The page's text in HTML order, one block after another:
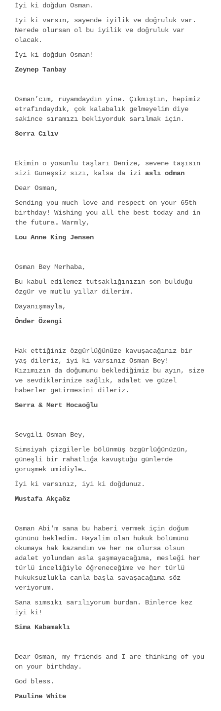
İyi ki doğdun Osman.
İyi ki varsın, sayende iyilik ve doğruluk var.
Nerede olursan ol bu iyilik ve doğruluk var
olacak.
İyi ki doğdun Osman!
Zeynep Tanbay
Osman’cım, rüyamdaydın yine. Çıkmıştın, hepimiz
etrafındaydık, çok kalabalık gelmeyelim diye
sakince sıramızı bekliyorduk sarılmak için.
Serra Ciliv
Ekimin o yosunlu taşları Denize, sevene taşısın
sizi Güneşsiz sızı, kalsa da izi aslı odman
Dear Osman,
Sending you much love and respect on your 65th
birthday! Wishing you all the best today and in
the future… Warmly,
Lou Anne King Jensen
Osman Bey Merhaba,
Bu kabul edilemez tutsaklığınızın son bulduğu
özgür ve mutlu yıllar dilerim.
Dayanışmayla,
Önder Özengi
Hak ettiğiniz özgürlüğünüze kavuşacağınız bir
yaş dileriz, iyi ki varsınız Osman Bey!
Kızımızın da doğumunu beklediğimiz bu ayın, size
ve sevdiklerinize sağlık, adalet ve güzel
haberler getirmesini dileriz.
Serra & Mert Hocaoğlu
Sevgili Osman Bey,
Simsiyah çizgilerle bölünmüş özgürlüğünüzün,
güneşli bir rahatlığa kavuştuğu günlerde
görüşmek ümidiyle…
İyi ki varsınız, iyi ki doğdunuz.
Mustafa Akçaöz
Osman Abi'm sana bu haberi vermek için doğum
gününü bekledim. Hayalim olan hukuk bölümünü
okumaya hak kazandım ve her ne olursa olsun
adalet yolundan asla şaşmayacağıma, mesleği her
türlü inceliğiyle öğreneceğime ve her türlü
hukuksuzlukla canla başla savaşacağıma söz
veriyorum.
Sana sımsıkı sarılıyorum burdan. Binlerce kez
iyi ki!
Sima Kabamaklı
Dear Osman, my friends and I are thinking of you
on your birthday.
God bless.
Pauline White